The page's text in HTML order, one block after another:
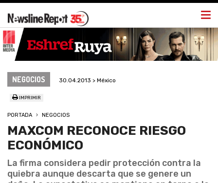
NEGOCIOS 30.04.2013 > México
IMPRIMIR
PORTADA NEGOCIOS
MAXCOM RECONOCE RIESGO
ECONÓMICO
La firma considera pedir protección contra la
quiebra aunque descarta que se genere un